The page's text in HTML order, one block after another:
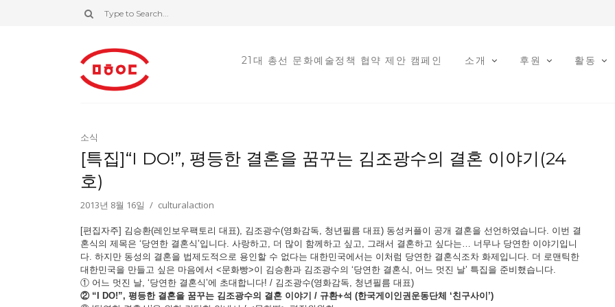
21대 총선 문화예술정책 협약 제안 캠페인 소개 후원 활동
소식
[특집]“I DO!”, 평등한 결혼을 꿈꾸는 김조광수의 결혼 이야기(24
호)
2013년 8월 16일 culturalaction
[편집자주] 김승환(레인보우팩토리 대표), 김조광수(영화감독, 청년필름 대표) 동성커플이 공개 결혼을 선언하였습니다. 이번 결
혼식의 제목은 ‘당연한 결혼식’입니다. 사랑하고, 더 많이 함께하고 싶고, 그래서 결혼하고 싶다는… 너무나 당연한 이야기입니
다. 하지만 동성의 결혼을 법제도적으로 용인할 수 없다는 대한민국에서는 이처럼 당연한 결혼식조차 화제입니다. 더 로맨틱한
대한민국을 만들고 싶은 마음에서 <문화빵>이 김승환과 김조광수의 ‘당연한 결혼식, 어느 멋진 날’ 특집을 준비했습니다.
① 어느 멋진 날, ‘당연한 결혼식’에 초대합니다! / 김조광수(영화감독, 청년필름 대표)
② “I DO!”, 평등한 결혼을 꿈꾸는 김조광수의 결혼 이야기 / 규환+석 (한국게이인권운동단체 ‘친구사이’)